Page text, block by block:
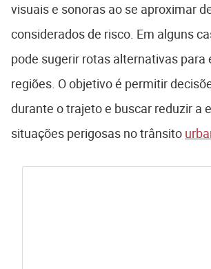
visuais e sonoras ao se aproximar
considerados de risco. Em alguns
pode sugerir rotas alternativas para
regiões. O objetivo é permitir
durante o trajeto e buscar reduzir a
situações perigosas no trânsito